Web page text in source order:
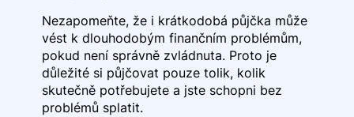
Nezapomeňte, že i krátkodobá půjčka může
vést k dlouhodobým finančním problémům,
pokud není správně zvládnuta. Proto je
důležité si půjčovat pouze tolik, kolik
skutečně potřebujete a jste schopni bez
problémů splatit.